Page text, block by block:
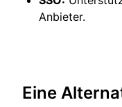
Anbieter.
Eine